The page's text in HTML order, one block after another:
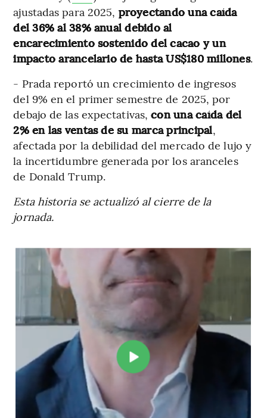
ajustadas para 2025, proyectando una caída
del 36% al 38% anual debido al
encarecimiento sostenido del cacao y un
impacto arancelario de hasta US$180 millones.
- Prada reportó un crecimiento de ingresos
del 9% en el primer semestre de 2025, por
debajo de las expectativas,con una caída del
2% en las ventas de su marca principal,
afectada por la debilidad del mercado de lujo y
la incertidumbre generada por los aranceles
de Donald Trump.
Esta historia se actualizó al cierre de la
jornada.